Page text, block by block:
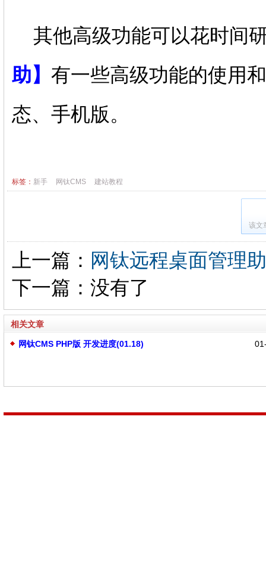
其他高级功能可以花时间
助】 有一些高级功能的使用
态、手机版。
标签： 新手 网钛CMS 建站教程
该文
上一篇： 网钛远程桌面管理
下一篇：没有了
相关文章
网钛CMS PHP版 开发进度(01.18)